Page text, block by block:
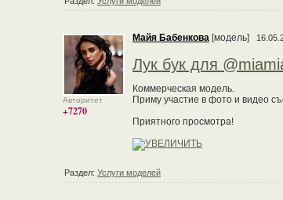
Авторитет
+7270
Майя Бабенкова [модель]
Лук бук для
Коммерческая модель.
Приму участие в фото и видео
Приятного просмотра!
Раздел: Услуги моделей